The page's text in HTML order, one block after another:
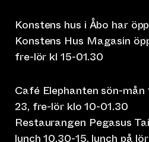
Konstens hus i Åbo har
Konstens Hus Magasin
fre-lör kl 15-01.30
Café Elephanten sön-
23, fre-lör klo 10-01.30
Restaurangen Pegasus
lunch 10.30-15, lunch på